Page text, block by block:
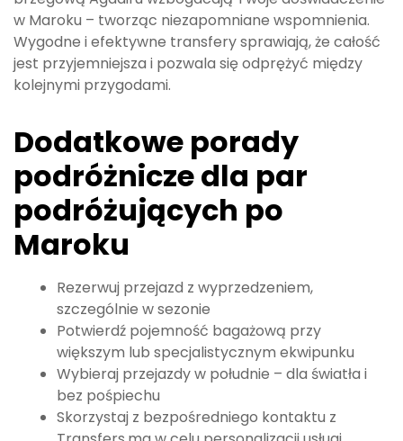
w Maroku – tworząc niezapomniane wspomnienia.
Wygodne i efektywne transfery sprawiają, że całość
jest przyjemniejsza i pozwala się odprężyć między
kolejnymi przygodami.
Dodatkowe porady
podróżnicze dla par
podróżujących po
Maroku
Rezerwuj przejazd z wyprzedzeniem,
szczególnie w sezonie
Potwierdź pojemność bagażową przy
większym lub specjalistycznym ekwipunku
Wybieraj przejazdy w południe – dla światła i
bez pośpiechu
Skorzystaj z bezpośredniego kontaktu z